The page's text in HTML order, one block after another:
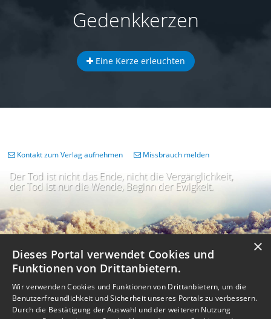
Gedenkkerzen
Eine Kerze erleuchten
Der Tod ist nicht das Ende, nicht die Vergänglichkeit,
der Tod ist nur die Wende, Beginn der Ewigkeit.
Kontakt zum Verlag aufnehmen Missbrauch melden
×
Dieses Portal verwendet Cookies und
Funktionen von Drittanbietern.
Wir verwenden Cookies und Funktionen von Drittanbietern, um die
Benutzerfreundlichkeit und Sicherheit unseres Portals zu verbessern.
Durch die Bestätigung der Auswahl und der weiteren Nutzung